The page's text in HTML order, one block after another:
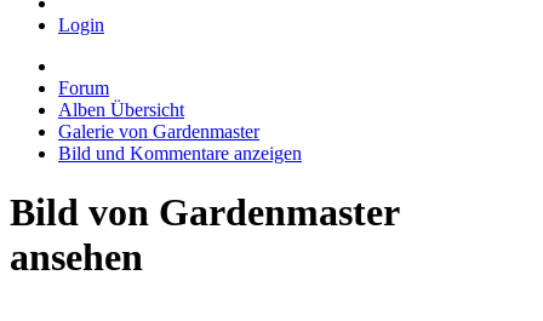
Login
Forum
Alben Übersicht
Galerie von Gardenmaster
Bild und Kommentare anzeigen
Bild von Gardenmaster
ansehen